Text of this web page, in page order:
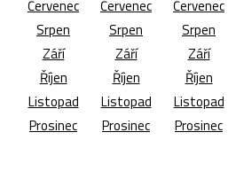
Červenec
Srpen
Září
Říjen
Listopad
Prosinec
Červenec
Srpen
Září
Říjen
Listopad
Prosinec
Červenec
Srpen
Září
Říjen
Listopad
Prosinec